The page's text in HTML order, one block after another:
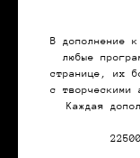
В дополнение
любые
странице, их
с творческими
Каждая